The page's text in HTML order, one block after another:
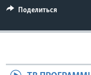
Поделиться